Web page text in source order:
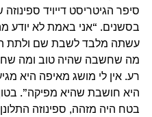
סיפר הגיטריסט דייויד ספינוזה
בסשנים. “אני באמת לא יודע
עשתה מלבד לשבת שם ולתת
מה שחשבה שהיה טוב ומה
רע. אין לי מושג מאיפה היא
היא חושבת שהיא מפיקה”.
בטח היה מזהה, ספינוזה